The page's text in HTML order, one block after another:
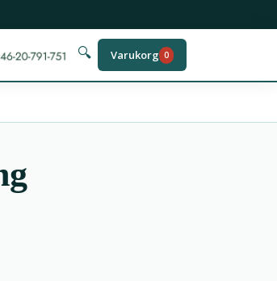
🔍 Varukorg 0